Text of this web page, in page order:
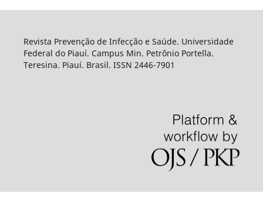
Revista Prevenção de Infecção e Saúde. Universidade
Federal do Piauí. Campus Min. Petrônio Portella.
Teresina. Piauí. Brasil. ISSN 2446-7901